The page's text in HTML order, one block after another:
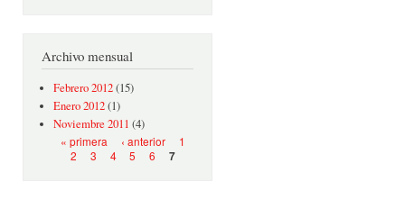
Archivo mensual
Febrero 2012(15)
Enero 2012(1)
Noviembre 2011 (4)
Páginas
« primera ‹ anterior
1
2
3 4 5 6 7